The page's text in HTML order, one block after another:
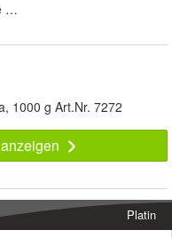
parfum,
1000 g Art.Nr. 7272
Platin